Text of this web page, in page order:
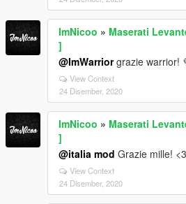
ImNicoo » Maserati
]
@ImWarriorgrazie warrior!
View Context
24 Disember, 2020
ImNicoo » Maserati
]
@italia mod Grazie mille! <3
View Context
24 Disember, 2020